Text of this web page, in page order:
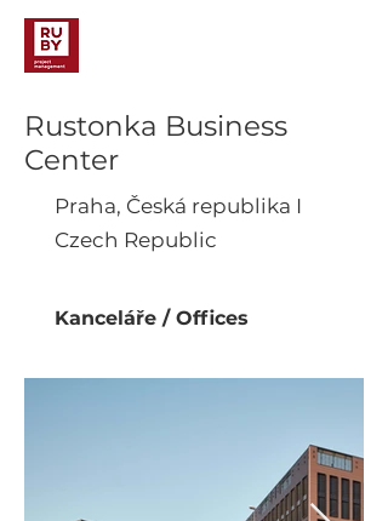
Rustonka Business
Center
Praha, Česká republika I
Czech Republic
Kanceláře / Offices